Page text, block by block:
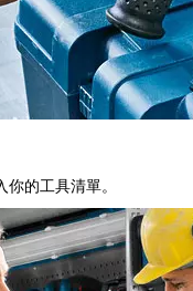
的工具清單。